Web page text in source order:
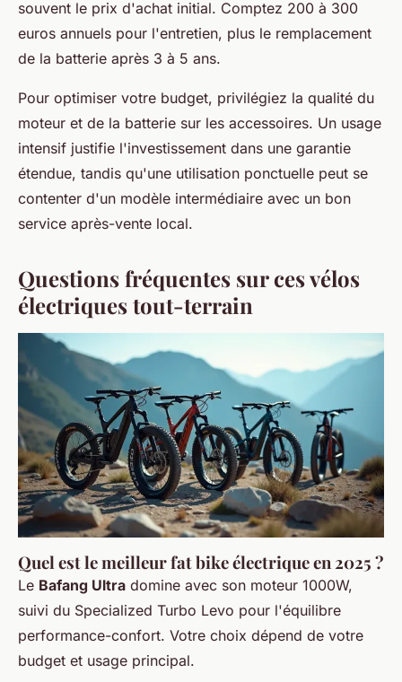
souvent le prix d'achat initial. Comptez 200 à 300
euros annuels pour l'entretien, plus le remplacement
de la batterie après 3 à 5 ans.
Pour optimiser votre budget, privilégiez la qualité du
moteur et de la batterie sur les accessoires. Un usage
intensif justifie l'investissement dans une garantie
étendue, tandis qu'une utilisation ponctuelle peut se
contenter d'un modèle intermédiaire avec un bon
service après-vente local.
Questions fréquentes sur ces vélos
électriques tout-terrain
Quel est le meilleur fat bike électrique en 2025 ?
Le Bafang Ultra domine avec son moteur 1000W,
suivi du Specialized Turbo Levo pour l'équilibre
performance-confort. Votre choix dépend de votre
budget et usage principal.